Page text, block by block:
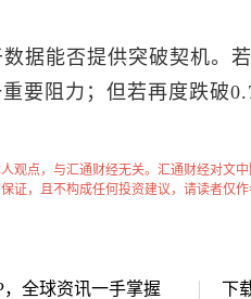
据能否提供突破契机。
要阻力；但若再度跌破
人观点，与汇通财经无关。汇通财经对文
证，且不构成任何投资建议，请读者仅
全球资讯一手掌握 下